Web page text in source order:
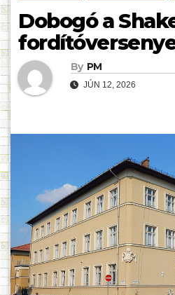
Dobogó a
By PM
JÚN 12, 2026